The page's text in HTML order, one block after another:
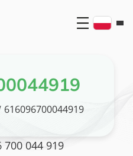
616096700044919
700 044 919